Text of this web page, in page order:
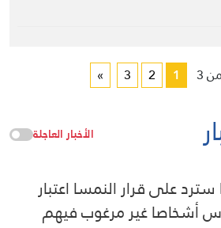
1
2
3
»
الأخبار العاجلة
على قرار النمسا اعتبار
أشخاصا غير مرغوب فيهم